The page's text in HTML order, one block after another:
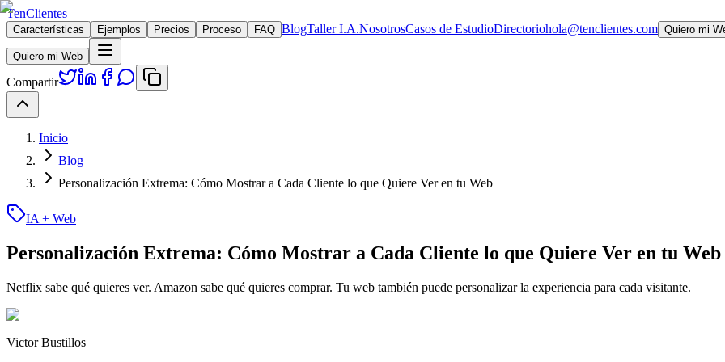
TenClientes
Características Ejemplos Precios Proceso FAQ BlogTaller I.A.NosotrosCasos de EstudioDirectoriohola@tenclientes.com Quiero mi
Quiero mi Web
Compartir
Inicio
Blog
Personalización Extrema: Cómo Mostrar a Cada Cliente lo que Quiere Ver en tu Web
IA + Web
Personalización Extrema: Cómo Mostrar a Cada Cliente lo que Quiere Ver en tu Web
Netflix sabe qué quieres ver. Amazon sabe qué quieres comprar. Tu web también puede personalizar la experiencia para cada visitante.
Victor Bustillos